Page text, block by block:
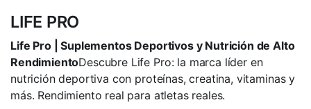
LIFE PRO
Life Pro | Suplementos Deportivos y Nutrición de Alto
RendimientoDescubre Life Pro: la marca líder en
nutrición deportiva con proteínas, creatina, vitaminas y
más. Rendimiento real para atletas reales.